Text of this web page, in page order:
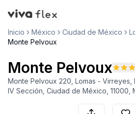
VivaFlex
Inicio México Ciudad de México
Monte Pelvoux
Monte Pelvoux
Monte Pelvoux 220, Lomas - Virreyes,
IV Sección, Ciudad de México, 11000,